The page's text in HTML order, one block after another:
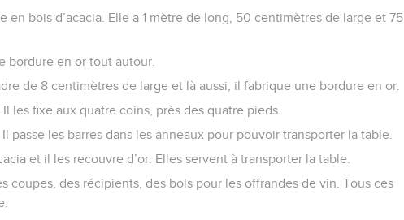
en bois d’acacia. Elle a 1 mètre de long, 50 centimètres de large et 75
bordure en or tout autour.
de 8 centimètres de large et là aussi, il fabrique une bordure en or.
les fixe aux quatre coins, près des quatre pieds.
passe les barres dans les anneaux pour pouvoir transporter la table.
et il les recouvre d’or. Elles servent à transporter la table.
coupes, des récipients, des bols pour les offrandes de vin. Tous ces